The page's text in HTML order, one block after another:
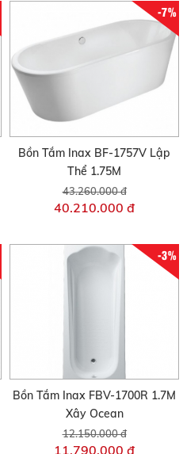
-7%
Bồn Tắm Inax BF-1757V Lập
Thể 1.75M
43.260.000 đ
40.210.000 đ
-3%
Bồn Tắm Inax FBV-1700R 1.7M
Xây Ocean
12.150.000 đ
11.790.000 đ